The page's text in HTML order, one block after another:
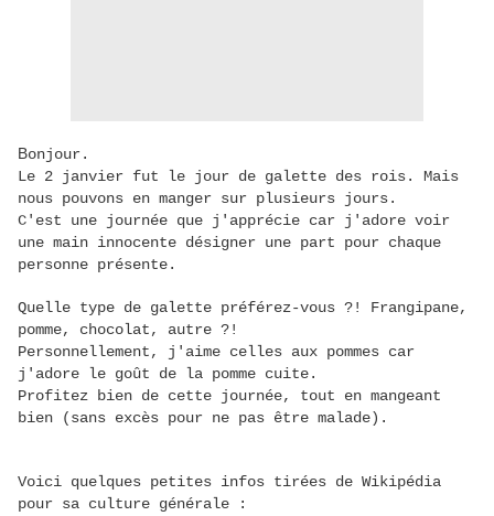
Bonjour.
Le 2 janvier fut le jour de galette des rois. Mais
nous pouvons en manger sur plusieurs jours.
C'est une journée que j'apprécie car j'adore voir
une main innocente désigner une part pour chaque
personne présente.
Quelle type de galette préférez-vous ?! Frangipane,
pomme, chocolat, autre ?!
Personnellement, j'aime celles aux pommes car
j'adore le goût de la pomme cuite.
Profitez bien de cette journée, tout en mangeant
bien (sans excès pour ne pas être malade).
Voici quelques petites infos tirées de Wikipédia
pour sa culture générale :